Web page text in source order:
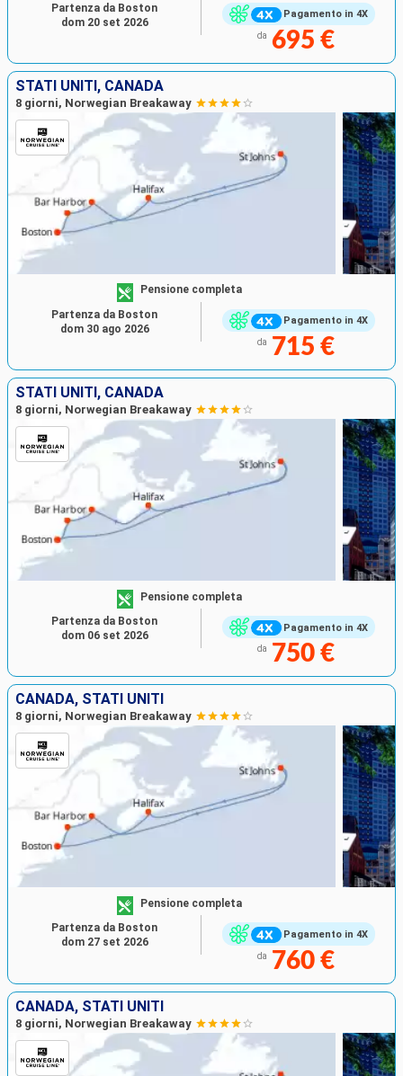
Pagamento in 4X
da 695 €
Partenza da Boston
dom 20 set 2026
STATI UNITI, CANADA
8 giorni, Norwegian Breakaway
Pagamento in 4X
Pensione completa
da 715 €
Partenza da Boston
dom 30 ago 2026
STATI UNITI, CANADA
8 giorni, Norwegian Breakaway
Pagamento in 4X
Pensione completa
da 750 €
Partenza da Boston
dom 06 set 2026
CANADA, STATI UNITI
8 giorni, Norwegian Breakaway
Pagamento in 4X
Pensione completa
da 760 €
Partenza da Boston
dom 27 set 2026
CANADA, STATI UNITI
8 giorni, Norwegian Breakaway